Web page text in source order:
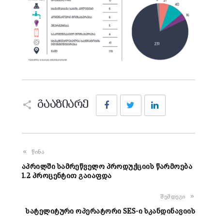
გააზიარე
FacebookTwitter
წინა
აპრილში სამრეწველო პროდუქციის წარმოება
1.2 პროცენტით გაიაფდა
შემდეგი
სატელიტური ოპერატორი SES-ი სკანდინავიის